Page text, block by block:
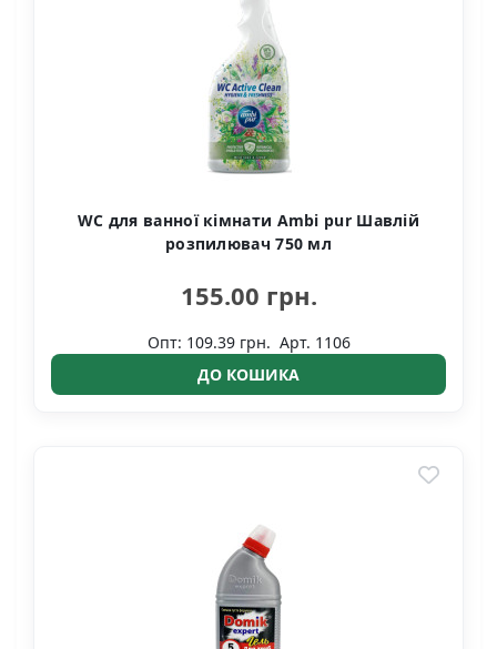
WC для ванної кімнати Ambi pur Шавлій
розпилювач 750 мл
155.00 грн.
Опт: 109.39 грн. Арт. 1106
ДО КОШИКА